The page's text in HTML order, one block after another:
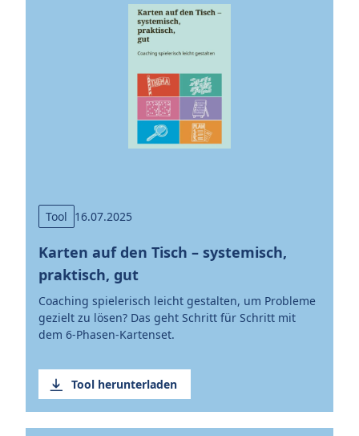
Tool 16.07.2025
Karten auf den Tisch – systemisch,
praktisch, gut
Coaching spielerisch leicht gestalten, um Probleme
gezielt zu lösen? Das geht Schritt für Schritt mit
dem 6-Phasen-Kartenset.
Tool herunterladen